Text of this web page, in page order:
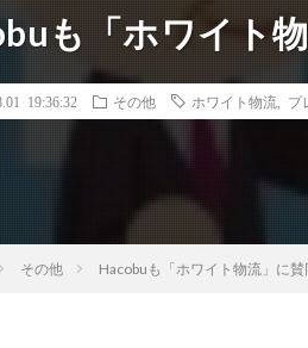
も「ホワイト
19:36:32 その他 ホワイト物流 プ
その他 Hacobuも「ホワイト物流」に賛